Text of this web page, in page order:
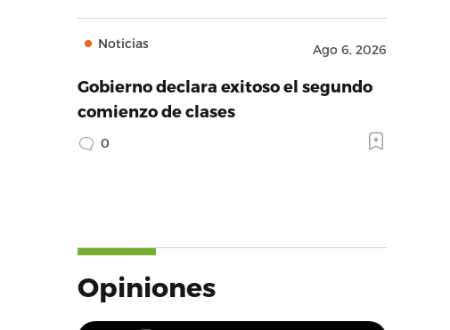
Noticias Ago 6, 2026
Gobierno declara exitoso el segundo
comienzo de clases
0
Opiniones